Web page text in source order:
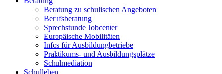
Beratung zu schulischen Angeboten
Berufsberatung
Sprechstunde Jobcenter
Europäische Mobilitäten
Infos für Ausbildungbetriebe
Praktikums- und Ausbildungsplätze
Schulmediation
Schulleben